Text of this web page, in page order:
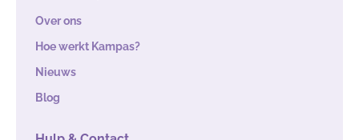
Over ons
Hoe werkt Kampas?
Nieuws
Blog